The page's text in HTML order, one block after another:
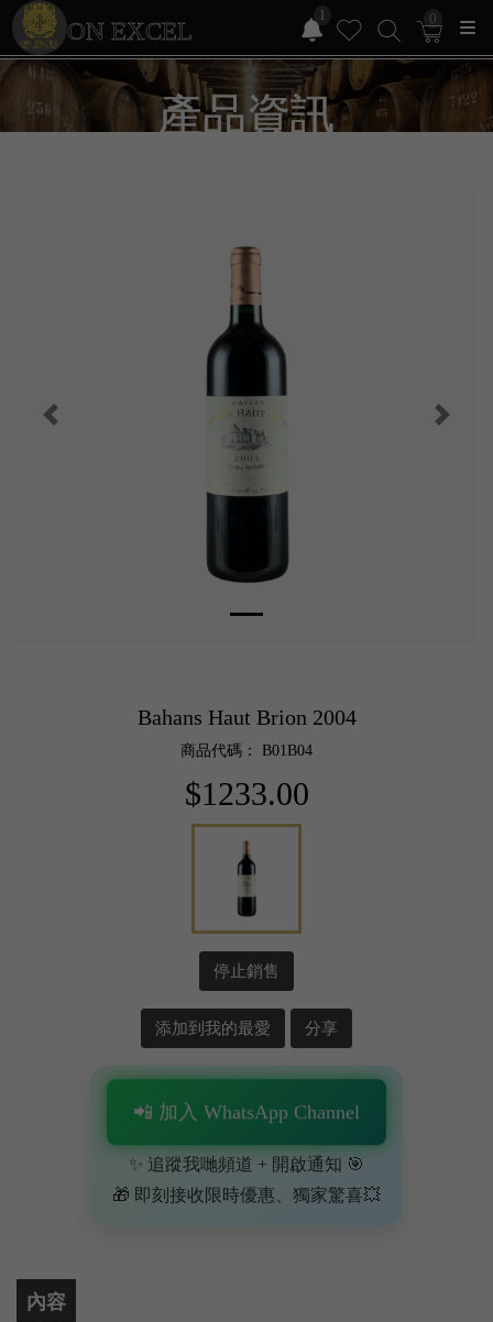
ON EXCEL
1 0
產品資訊
Bahans Haut Brion 2004
商品代碼： B01B04
$1233.00
停止銷售
添加到我的最愛 分享
📲 加入 WhatsApp Channel
✨ 追蹤我哋頻道 + 開啟通知 🎯
🎁 即刻接收限時優惠、獨家驚喜💥
內容